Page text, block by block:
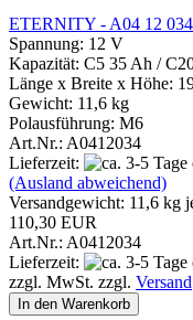
ETERNITY - A04 12
Spannung: 12 V
Kapazität: C5 35 Ah /
Länge x Breite x Höhe:
Gewicht: 11,6 kg
Polausführung: M6
Art.Nr.: A0412034
Lieferzeit:
(Ausland abweichend)
Versandgewicht: 11,6 kg
110,30 EUR
Art.Nr.: A0412034
Lieferzeit:
zzgl. MwSt. zzgl. Versand
In den Warenkorb